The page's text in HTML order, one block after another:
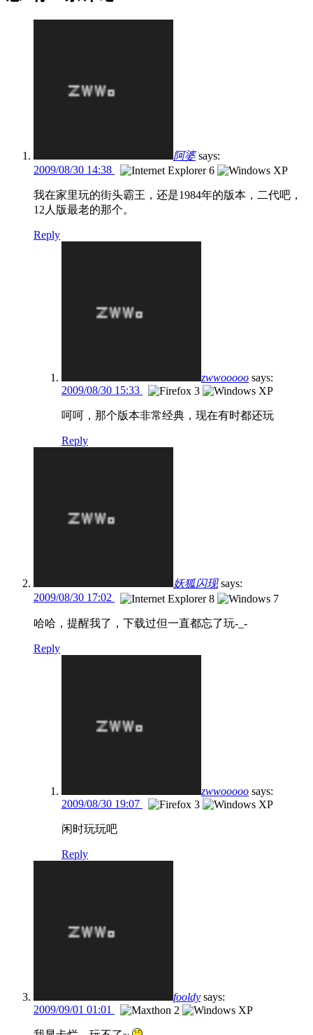
阿婆 says:
2009/08/30 14:38
我在家里玩的街头霸王，还是1984年的版本，二代吧，
12人版最老的那个。
Reply
zwwooooo says:
2009/08/30 15:33
呵呵，那个版本非常经典，现在有时都还玩
Reply
妖狐闪现 says:
2009/08/30 17:02
哈哈，提醒我了，下载过但一直都忘了玩-_-
Reply
zwwooooo says:
2009/08/30 19:07
闲时玩玩吧
Reply
fooldy says:
2009/09/01 01:01